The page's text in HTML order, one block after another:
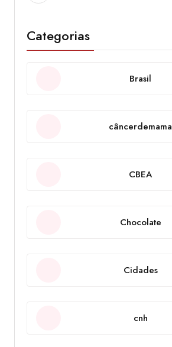
Categorias
Brasil
câncerdemama
CBEA
Chocolate
Cidades
cnh